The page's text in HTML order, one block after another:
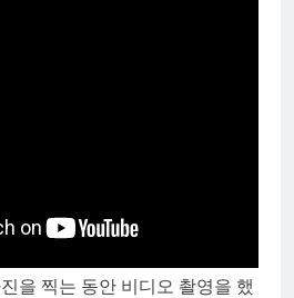
을 찍는 동안 비디오 촬영을 했